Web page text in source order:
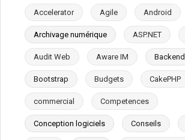
Accelerator Agile Android
Archivage numérique ASP.NET
Audit Web Aware IM Backend
Bootstrap Budgets CakePHP
commercial Competences
Conception logiciels Conseils